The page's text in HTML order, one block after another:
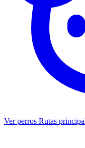
Ver perros Rutas